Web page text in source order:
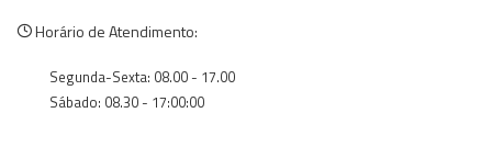
Horário de Atendimento:
Segunda-Sexta: 08.00 - 17.00
Sábado: 08.30 - 17:00:00